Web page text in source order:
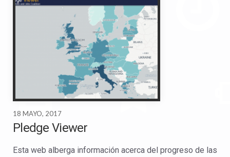
18 MAYO, 2017
Pledge Viewer
Esta web alberga información acerca del progreso de las